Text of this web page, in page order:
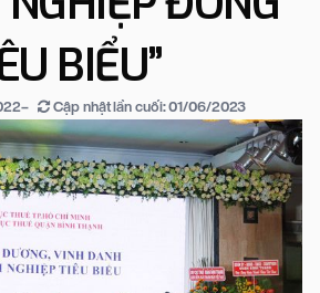
BIỂU”
– Cập nhật lần cuối:01/06/2023